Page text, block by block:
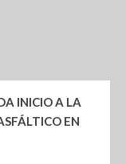
INICIO A LA
EN